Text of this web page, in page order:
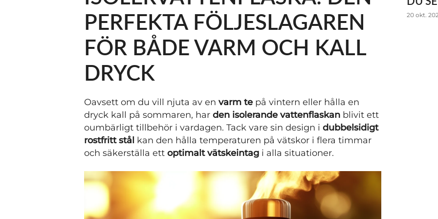
PERFEKTA FÖLJESLAGAREN
FÖR BÅDE VARM OCH KALL
DRYCK
Oavsett om du vill njuta av en varm te på vintern eller hålla en
dryck kall på sommaren, har den isolerande vattenflaskan blivit ett
oumbärligt tillbehör i vardagen. Tack vare sin design i dubbelsidigt
rostfritt stål kan den hålla temperaturen på vätskor i flera timmar
och säkerställa ett optimalt vätskeintag i alla situationer.
20 okt.